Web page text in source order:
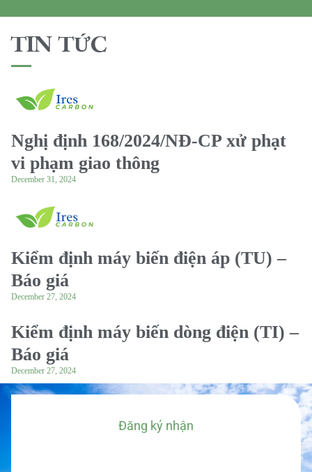
TIN TỨC
Nghị định 168/2024/NĐ-CP xử phạt
vi phạm giao thông
December 31, 2024
Kiểm định máy biến điện áp (TU) –
Báo giá
December 27, 2024
Kiểm định máy biến dòng điện (TI) –
Báo giá
December 27, 2024
Đăng ký nhận